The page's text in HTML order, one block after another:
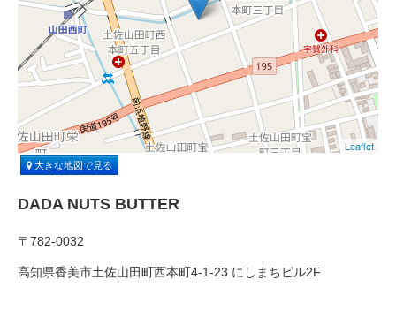
Leaflet
大きな地図で見る
DADA NUTS BUTTER
〒782-0032
高知県香美市土佐山田町西本町4-1-23 にしまちビル2F